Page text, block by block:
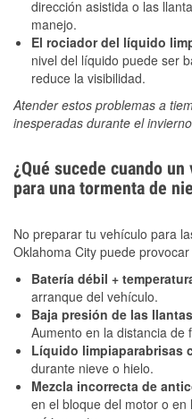
dirección asistida o las
manejo.
El rociador del líquido
nivel del líquido puede ser
reduce la visibilidad.
Atender estos problemas a
inesperadas durante el
¿Qué sucede cuando
para una tormenta de
No preparar tu vehículo para
Oklahoma City puede
Batería débil +
arranque del vehículo.
Baja presión de las
Aumento en la distancia de
Líquido limpiaparabrisas
durante nieve o hielo.
Mezcla incorrecta de
en el bloque del motor o